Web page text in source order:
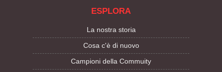
ESPLORA
La nostra storia
Cosa c'è di nuovo
Campioni della Commuity